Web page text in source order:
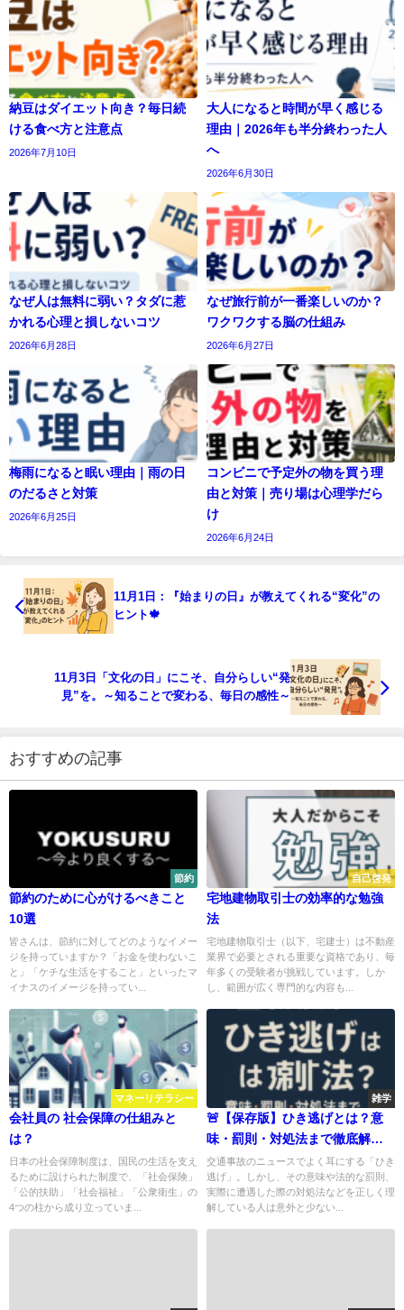
納豆はダイエット向き？毎日続
ける食べ方と注意点
2026年7月10日
大人になると時間が早く感じる
理由｜2026年も半分終わった人
へ
2026年6月30日
なぜ人は無料に弱い？タダに惹
かれる心理と損しないコツ
2026年6月28日
なぜ旅行前が一番楽しいのか？
ワクワクする脳の仕組み
2026年6月27日
梅雨になると眠い理由｜雨の日
のだるさと対策
2026年6月25日
コンビニで予定外の物を買う理
由と対策｜売り場は心理学だら
け
2026年6月24日
11月1日：『始まりの日』が教えてくれる“変化”の
ヒント🍁
11月3日「文化の日」にこそ、自分らしい“発
見”を。～知ることで変わる、毎日の感性～
おすすめの記事
節約
節約のために心がけるべきこと
10選
皆さんは、節約に対してどのようなイメー
ジを持っていますか？「お金を使わないこ
と」「ケチな生活をすること」といったマ
イナスのイメージを持ってい...
自己啓発
宅地建物取引士の効率的な勉強
法
宅地建物取引士（以下、宅建士）は不動産
業界で必要とされる重要な資格であり、毎
年多くの受験者が挑戦しています。しか
し、範囲が広く専門的な内容も...
マネーリテラシー
会社員の 社会保障の仕組みと
は？
日本の社会保障制度は、国民の生活を支え
るために設けられた制度で、「社会保険」
「公的扶助」「社会福祉」「公衆衛生」の
4つの柱から成り立っていま...
雑学
🚨【保存版】ひき逃げとは？意
味・罰則・対処法まで徹底解
説！
交通事故のニュースでよく耳にする「ひき
逃げ」。しかし、その意味や法的な罰則、
実際に遭遇した際の対処法などを正しく理
解している人は意外と少ない...